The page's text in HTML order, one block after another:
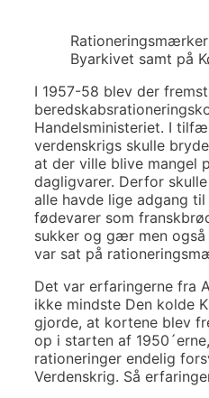
Byarkivet samt på
I 1957-58 blev der
Handelsministeriet. I
verdenskrigs skulle
at der ville blive mangel
dagligvarer. Derfor
alle havde lige adgang
fødevarer som
sukker og gær men
var sat på
Det var erfaringerne fra
ikke mindste Den kolde
gjorde, at kortene blev
op i starten af
rationeringer endelig
Verdenskrig. Så